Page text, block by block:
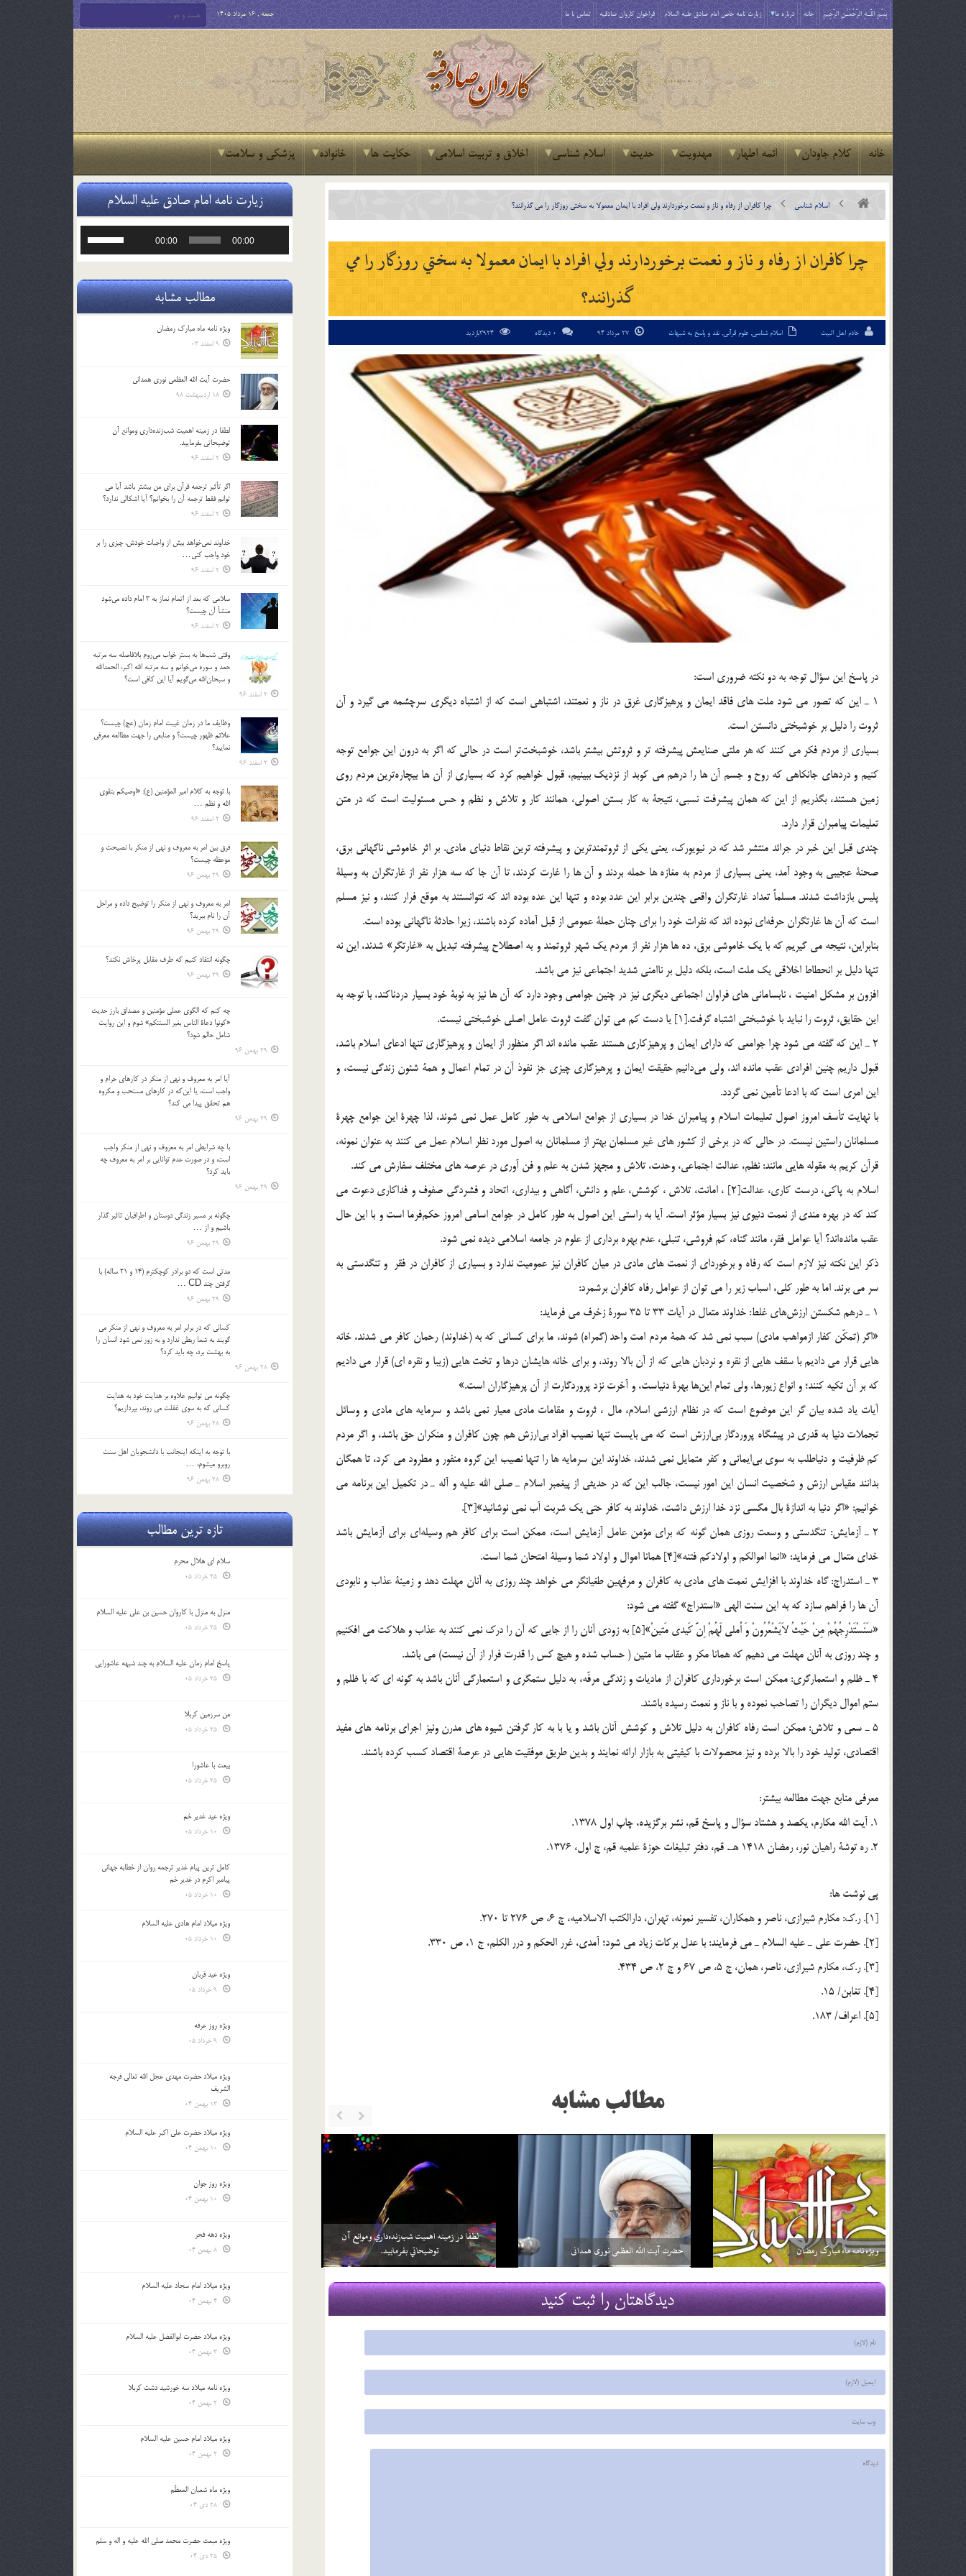
بِسْمِ اللَّـهِ الرَّحْمَـٰنِ الرَّحِيمِ خانه درباره ما زیارت نامه خاص امام صادق علیه السلام فراخوان کاروان صادقیه تماس با ما جمعه , 16 مرداد 1405
خانه کلام جاودان ائمه اطهار مهدویت حدیث اسلام شناسی اخلاق و تربیت اسلامی حکایت ها خانواده پزشکی و سلامت
اسلام شناسی چرا كافران از رفاه و ناز و نعمت برخوردارند ولي افراد با ايمان معمولا به سختي روزگار را مي گذرانند؟
چرا كافران از رفاه و ناز و نعمت برخوردارند ولي افراد با ايمان معمولا به سختي روزگار را مي
گذرانند؟
خادم اهل البیت اسلام شناسی,علوم قرآنی, نقد و پاسخ به شبهات 0 دیدگاه
در پاسخ اين سؤال توجه به دو نكته ضروري است:
1 ـ اين كه تصور مي شود ملت هاي فاقد ايمان و پرهيزگاري غرق در ناز و نعمتند، اشتباهي است كه از اشتباه ديگري سرچشمه مي گيرد و آن
ثروت را دليل بر خوشبختي دانستن است.
بسياري از مردم فكر مي كنند كه هر ملتي صنايعش پيشرفته تر و ثروتش بيشتر باشد، خوشبخت‌تر است در حالي كه اگر به درون اين جوامع توجه
كنيم و دردهاي جانكاهي كه روح و جسم آن ها را درهم مي كوبد از نزديك ببينيم، قبول خواهيم كرد كه بسياري از آن ها بيچاره‌‌‌‌ترين مردم روي
زمين هستند، بگذريم از اين كه همان پيشرفت نسبي، نتيجة به كار بستن اصولي، همانند كار و تلاش و نظم و حس مسئوليت است كه در متن
تعليمات پيامبران قرار دارد.
چندي قبل اين خبر در جرائد منتشر شد كه در نيويورك، يعني يكي از ثروتمندترين و پيشرفته ترين نقاط دنياي مادي. بر اثر خاموشي ناگهاني برق،
صحنة عجيبي به وجود آمد، يعني بسياري از مردم به مغازه ها حمله بردند و آن ها را غارت كردند، تا آن جا كه سه هزار نفر از غارتگران به وسيلة
پليس بازداشت شدند. مسلماً تعداد غارتگران واقعي چندين برابر اين عدد بوده و تنها اين عده بوده اند كه نتوانستند به موقع فرار كنند، و نيز مسلم
است كه آن ها غارتگران حرفه‌اي نبوده اند كه نفرات خود را براي چنان حملة عمومي از قبل آماده كرده باشند، زيرا حادثة ناگهاني بوده است.
بنابراين، نتيجه مي گيريم كه با يك خاموشي برق، ده ها هزار نفر از مردم يك شهر ثروتمند و به اصطلاح پيشرفته تبديل به «غارتگر» شدند، اين نه
تنها دليل بر انحطاط اخلاقي يك ملت است، بلكه دليل بر ناامني شديد اجتماعي نيز مي باشد.
افزون بر مشكل امنيت ، نابساماني هاي فراوان اجتماعي ديگري نيز در چنين جوامعي وجود دارد كه آن ها نيز به نوبة خود بسيار دردناكند، با توجه به
اين حقايق، ثروت را نبايد با خوشبختي اشتباه گرفت.[1] يا دست کم مي توان گفت ثروت عامل اصلي خوشبختي نيست.
2 ـ اين كه گفته مي شود چرا جوامعي كه داراي ايمان و پرهيزکاري هستند عقب مانده اند اگر منظور از ايمان و پرهيزگاري تنها ادعاي اسلام باشد،
قبول داريم چنين افرادي عقب مانده اند، ولي مي‌دانيم حقيقت ايمان و پرهيزگاري چيزي جز نفوذ آن در تمام اعمال و همة شئون زندگي نيست، و
اين امري است كه با ادعا تأمين نمي گردد.
با نهايت تأسف امروز اصول تعليمات اسلام و پيامبران خدا در بسياري از جوامع اسلامي به طور کامل عمل نمي شوند، لذا چهرة اين جوامع چهرة
مسلمانان راستين نيست. در حالي که در برخي از کشور هاي غير مسلمان بهتر از مسلمانان به اصول مورد نظر اسلام عمل مي کنند به عنوان نمونه،
قرآن کريم به مقوله هايي مانند: نظم، عدالت اجتماعي، وحدت، تلاش و مجهز شدن به علم و فن آوري در عرصه هاي مختلف سفارش مي کند.
اسلام به پاكي، درست كاري، عدالت[2] ، امانت، تلاش ، كوشش، علم و دانش، آگاهي و بيداري، اتحاد و فشردگي صفوف و فداكاري دعوت مي
كند كه در بهره مندي از نعمت دنيوي نيز بسيار مؤثر است. آيا به راستي اين اصول به طور كامل در جوامع اسامي امروز حكم‌‌فرما است و با اين حال
عقب مانده‌اند؟ آيا عوامل فقر، مانند گناه، كم فروشي، تنبلي، عدم بهره برداري از علوم در جامعه اسلامي ديده نمي شود.
ذكر اين نكته نيز لازم است كه رفاه و برخورداي از نعمت هاي مادي در ميان كافران نيز عموميت ندارد و بسياري از كافران در فقر و تنگدستي به
سر مي برند. اما به طور كلي، اسباب زير را مي توان از عوامل رفاه كافران برشمرد:
1 ـ درهم شكستن ارزش‌هاي غلط: خداوند متعال در آيات 33 تا 35 سورة زخرف مي فرمايد:
«اگر (تمكّن كفار ازمواهب مادي) سبب نمي شد كه همة مردم امت واحد (گمراه) شوند، ما براي كساني كه به (خداوند) رحمان كافر مي شدند، خانه
هايي قرار مي داديم با سقف هايي از نقره و نردبان هايي كه از آن بالا روند، و براي خانه هايشان درها و تخت هايي (زيبا و نقره اي) قرار مي داديم
كه بر آن تكيه كنند؛ و انواع زيورها، ولي تمام اين‌ها بهرة دنياست، و آخرت نزد پروردگارت از آن پرهيزگاران است.»
آيات ياد شده بيان گر اين موضوع است كه در نظام ارزشي اسلام، مال ، ثروت و مقامات مادي معيار نمي باشد و سرمايه هاي مادي و وسائل
تجملات دنيا به قدري در پيشگاه پروردگار بي‌ارزش است كه مي بايست تنها نصيب افراد بي‌ارزش هم چون كافران و منكران حق باشد، و اگر مردم
كم ظرفيت و دنياطلب به سوي بي‌ايماني و كفر متمايل نمي شدند، خداوند اين سرمايه ها را تنها نصيب اين گروه منفور و مطرود مي كرد، تا همگان
بدانند مقياس ارزش و شخصيت انسان اين امور نيست، جالب اين كه در حديثي از پيغمبر اسلام ـ صلي الله عليه و آله ـ در تكميل اين برنامه مي
خوانيم: «اگر دنيا به اندازة بال مگسي نزد خدا ارزش داشت، خداوند به كافر حتي يك شربت آب نمي نوشانيد»[3].
2 ـ آزمايش: تنگدستي و وسعت روزي همان گونه كه براي مؤمن عامل آزمايش است، ممكن است براي كافر هم وسيله‌اي براي آزمايش باشد
خداي متعال مي فرمايد: «انما اموالكم و اولادكم فتنه»[4] همانا اموال و اولاد شما وسيلة امتحان شما است.
3 ـ استدراج: گاه خداوند با افزايش نعمت هاي مادي به كافران و مرفهين طغيانگر مي خواهد چند روزي به آنان مهلت دهد و زمينة عذاب و نابودي
آن ها را فراهم سازد كه به اين سنت الهي «استدراج» گفته مي شود:
«سَنَسْتَدْرِجُهُمْ مِنْ حَيْثُ لاَيَشْعُرُونْ وَ اُملي لَهُمْ اِنَّ كَيدي مَتينْ»[5] به زودي آنان را از جايي كه آن را درك نمي كنند به عذاب و هلاكت مي افكنيم
و چند روزي به آنان مهلت مي دهيم كه همانا مكر و عقاب ما متين ( حساب شده و هيچ كس را قدرت فرار از آن نيست) مي باشد.
4 ـ ظلم و استعمارگري: ممكن است برخورداري كافران از ماديات و زندگي مرفّه، به دليل ستمگري و استعمارگي آنان باشد به گونه اي كه با ظلم و
ستم اموال ديگران را تصاحب نموده و با ناز و نعمت رسيده باشند.
5 ـ سعي و تلاش: ممكن است رفاه كافران به دليل تلاش و كوشش آنان باشد و يا با به كار گرفتن شيوه هاي مدرن ونيز اجراي برنامه هاي مفيد
اقتصادي، توليد خود را بالا برده و نيز محصولات با كيفيتي به بازار ارائه نمايند و بدين طريق موفقيت هايي در عرصة اقتصاد كسب كرده باشند.
معرفي منابع جهت مطالعه بيشتر:
1. آيت الله مكارم، يكصد و هشتاد سؤال و پاسخ قم، نشر برگزيده، چاپ اول 1378.
2. ره توشة راهيان نور، رمضان 1418 هـ. قم، دفتر تبليغات حوزة علميه قم، ج اول، 1376.
پي نوشت ها:
[1]. ر.ك: مكارم شيرازي، ناصر و همكاران، تفسير نمونه، تهران، دارالكتب الاسلاميه، ج 6، ص 276 تا 270.
[2]. حضرت علي ـ عليه السلام ـ مي فرمايند: با عدل بركات زياد مي شود؛ آمدي، غرر الحكم و درر الكلم، ج 1، ص 330.
[3]. ر.ك، مكارم شيرازي، ناصر، همان، ج 5، ص 67 و ج 2، ص 434.
[4]. تغابن/ 15.
[5]. اعراف/ 183.
مطالب مشابه
اگر تأثير ترجمه قرآن براي من بيشتر باشد آيا مي توانم
فقط ترجمه آن را بخوانم؟ آيا اشكالي ندارد؟
2 اسفند 96
خداوند نمي‌خواهد بيش از واجبات خودش، چيزي را
بر خود واجب كني…
2 اسفند 96
سلامي كه بعد از اتمام نماز به 3 امام داده مي‌شود منشأ
آن چيست؟
2 اسفند 96
دیدگاهتان را ثبت کنید
زیارت نامه امام صادق علیه السلام
00:00
00:00
یا
صدا
کلیدهای
مطالب مشابه
ویژه نامه ماه مبارک رمضان
9 اسفند 03
حضرت آیت الله العظمی نوری همدانی
18 اردیبهشت 98
لطفا در زمينه اهميت شب‌زنده‌داري وموانع آن
توضيحاتي بفرماييد.
2 اسفند 96
اگر تأثير ترجمه قرآن براي من بيشتر باشد آيا مي
توانم فقط ترجمه آن را بخوانم؟ آيا اشكالي ندارد؟
2 اسفند 96
خداوند نمي‌خواهد بيش از واجبات خودش، چيزي را بر
خود واجب كني…
2 اسفند 96
سلامي كه بعد از اتمام نماز به 3 امام داده مي‌شود
منشأ آن چيست؟
2 اسفند 96
وقتي شب‌ها به بستر خواب مي‌روم بلافاصله سه مرتبه
حمد و سوره مي‌خوانم و سه مرتبه الله اكبر، الحمدالله
و سبحان‌الله مي‌گويم آيا اين كافي است؟
2 اسفند 96
وظايف ما در زمان غيبت امام زمان (عج) چيست؟
علائم ظهور چيست؟ و منابعي را جهت مطالعه معرفي
نماييد؟
2 اسفند 96
با توجه به كلام امير المؤمنين (ع): «اوصيكم بتقوي
الله و نظم …
2 اسفند 96
فرق بين امر به معروف و نهي از منكر با نصيحت و
موعظه چيست؟
29 بهمن 96
امر به معروف و نهي از منكر را توضيح داده و مراحل
آن را نام ببريد؟
29 بهمن 96
چگونه انتقاد كنيم كه طرف مقابل پرخاش نكند؟
29 بهمن 96
چه كنم كه الگوي عملي مؤمنين و مصداق بارز حديث
«كونوا دعاة الناس بغير السنتكم» شوم و اين روايت
شامل حالم شود؟
29 بهمن 96
آيا امر به معروف و نهي از منكر در كارهاي حرام و
واجب است، يا اين‌كه در كارهاي مستحب و مكروه
هم تحقق پيدا مي كند؟
29 بهمن 96
با چه شرايطي امر به معروف و نهي از منکر واجب
است، و در صورت عدم توانايي بر امر به معروف چه
بايد کرد؟
29 بهمن 96
چگونه بر مسير زندگي دوستان و اطرافيان تاثير گذار
باشيم و از …
29 بهمن 96
مدتي است كه دو برادر كوچكترم (14 و 21 ساله) با
گرفتن چند CD …
29 بهمن 96
كساني كه در برابر امر به معروف و نهي از منكر مي
گويند به شما ربطي ندارد و به زور نمي شود انسان را
به بهشت برد، چه بايد كرد؟
28 بهمن 96
چگونه مي توانيم علاوه بر هدايت خود به هدايت
كساني كه به سوي غفلت مي روند، بپردازيم؟
28 بهمن 96
با توجه به اينكه اينجانب با دانشجويان اهل سنت
روبرو مي‎شوم، …
28 بهمن 96
تازه ترین مطالب
سلام ای هلال محرم
منزل به منزل با کاروان حسین بن علی علیه السلام
پاسخ امام زمان علیه السلام به چند شبهه عاشورایی
من سرزمین کربلا
بیعت با عاشورا
ویژه عید غدیر خم
کامل ترین پیام غدیر ترجمه روان از خطابه جهانی
پیامبر اکرم در غدیر خم
ویژه میلاد امام هادی علیه السلام
ویژه عید قربان
ویژه روز عرفه
ویژه میلاد حضرت مهدی عجل الله تعالی فرجه
الشريف
ویژه میلاد حضرت علی اکبر علیه السلام
ویژه روز جوان
ویژه دهه فجر
ویژه میلاد امام سجاد علیه السلام
ویژه میلاد حضرت ابوالفضل علیه السلام
ویژه نامه میلاد سه خورشید دشت کربلا
ویژه میلاد امام حسین علیه السلام
ویژه ماه شعبان المعظّم
ویژه مبعث حضرت محمد صلی الله علیه و اله و سلم